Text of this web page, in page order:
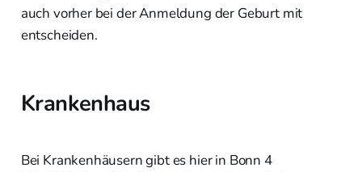
auch vorher bei der Anmeldung der Geburt mit
entscheiden.
Krankenhaus
Bei Krankenhäusern gibt es hier in Bonn 4